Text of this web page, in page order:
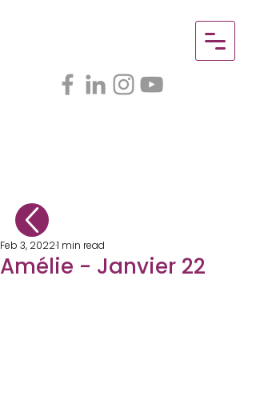
Amélie - Janvier 22
Feb 3, 20221 min read